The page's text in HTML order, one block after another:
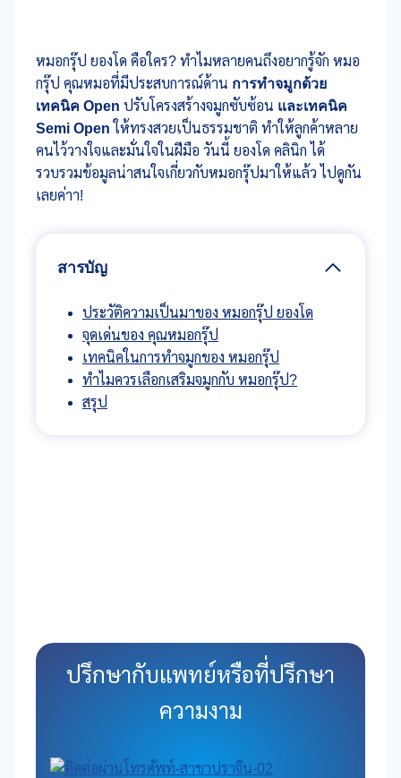
หมอกรุ๊ป ยองโด คือใคร? ทำไมหลายคนถึงอยากรู้จัก หมอ
กรุ๊ป คุณหมอที่มีประสบการณ์ด้าน การทำจมูกด้วย
เทคนิค Open ปรับโครงสร้างจมูกซับซ้อน และเทคนิค
Semi Open ให้ทรงสวยเป็นธรรมชาติ ทำให้ลูกค้าหลาย
คนไว้วางใจและมั่นใจในฝีมือ วันนี้ ยองโด คลินิก ได้
รวบรวมข้อมูลน่าสนใจเกี่ยวกับหมอกรุ๊ปมาให้แล้ว ไปดูกัน
เลยค่าา!
สารบัญ
ประวัติความเป็นมาของ หมอกรุ๊ป ยองโด
จุดเด่นของ คุณหมอกรุ๊ป
เทคนิคในการทำจมูกของ หมอกรุ๊ป
ทำไมควรเลือกเสริมจมูกกับ หมอกรุ๊ป?
สรุป
ปรึกษากับแพทย์หรือที่ปรึกษา
ความงาม